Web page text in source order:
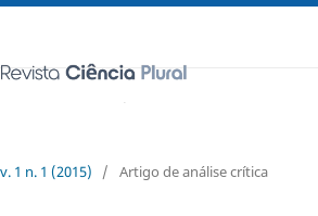
v. 1 n. 1 (2015) / Artigo de análise crítica